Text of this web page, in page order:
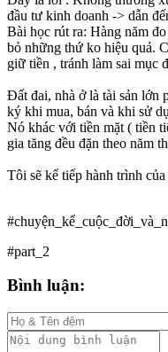
đầu tư kinh doanh -> dẫn
Bài học rút ra: Hàng năm
bỏ những thứ ko hiệu quả.
giữ tiền , tránh làm sai mục
Đất đai, nhà ở là tài sản lớn
ký khi mua, bán và khi sử
Nó khác với tiền mặt ( tiền
gia tăng đều đặn theo năm
Tôi sẽ kể tiếp hành trình
#part_2
Bình luận: